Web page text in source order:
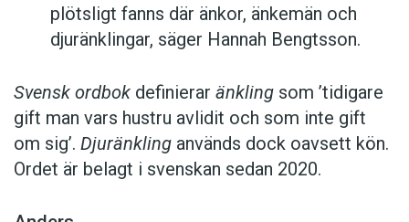
plötsligt fanns där änkor, änkemän och
djuränklingar, säger Hannah Bengtsson.
Svensk ordbok definierar änkling som ’tidigare
gift man vars hustru av­lidit och som inte gift
om sig’. Djuränkling används dock oavsett kön.
Ordet är belagt i svenskan sedan 2020.